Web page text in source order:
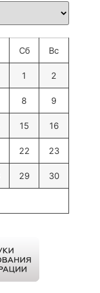
Сб Вс
1 2
8 9
15 16
22 23
29 30